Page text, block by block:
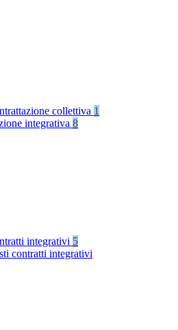
collettiva 1
integrativa 8
integrativi 5
contratti integrativi